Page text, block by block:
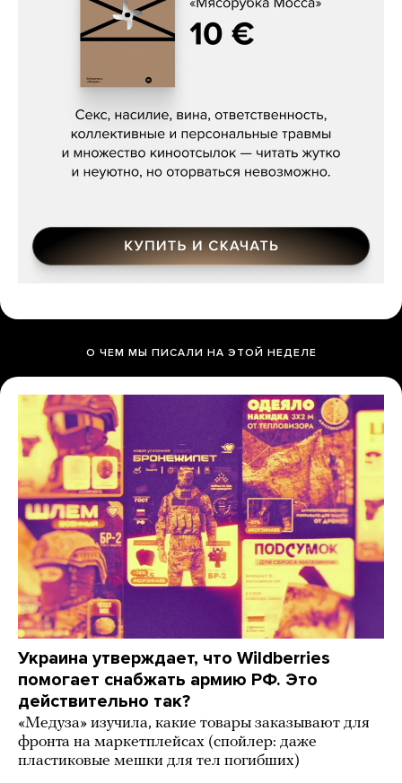
Сергей Кузнецов, «Мясорубка
О ЧЕМ МЫ ПИСАЛИ НА ЭТОЙ НЕДЕЛЕ
Украина утверждает, что Wildberries
помогает снабжать армию РФ. Это
действительно так?
«Медуза» изучила, какие товары заказывают для
фронта на маркетплейсах (спойлер: даже
пластиковые мешки для тел погибших)